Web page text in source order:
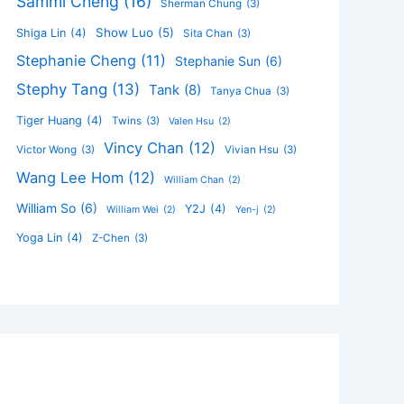
Sherman Chung (3)
Shiga Lin (4) Show Luo (5) Sita Chan (3)
Stephanie Cheng (11) Stephanie Sun (6)
Stephy Tang (13) Tank (8) Tanya Chua (3)
Tiger Huang (4) Twins (3) Valen Hsu (2)
Victor Wong (3) Vincy Chan (12) Vivian Hsu (3)
Wang Lee Hom (12) William Chan (2)
William So (6) William Wei (2) Y2J (4) Yen-j (2)
Yoga Lin (4) Z-Chen (3)